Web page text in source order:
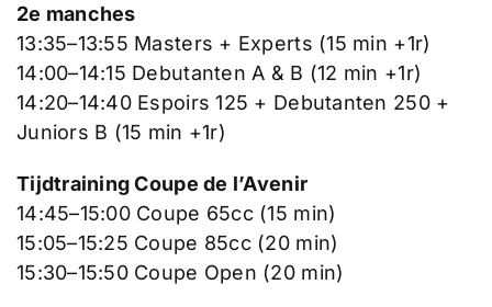
2e manches
13:35–13:55 Masters + Experts (15 min +1r)
14:00–14:15 Debutanten A & B (12 min +1r)
14:20–14:40 Espoirs 125 + Debutanten 250 +
Juniors B (15 min +1r)
Tijdtraining Coupe de l’Avenir
14:45–15:00 Coupe 65cc (15 min)
15:05–15:25 Coupe 85cc (20 min)
15:30–15:50 Coupe Open (20 min)